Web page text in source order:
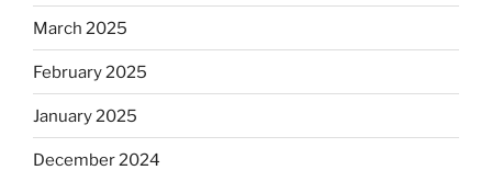
March 2025
February 2025
January 2025
December 2024